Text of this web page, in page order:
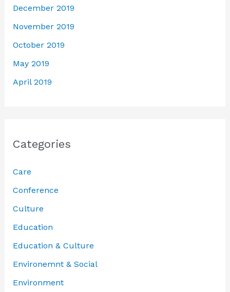
December 2019
November 2019
October 2019
May 2019
April 2019
Categories
Care
Conference
Culture
Education
Education & Culture
Environemnt & Social
Environment